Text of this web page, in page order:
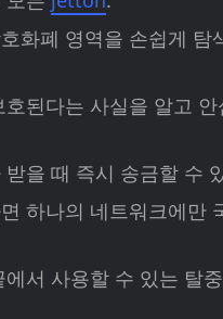
화폐 영역을 손쉽게 탐
된다는 사실을 알고
을 때 즉시 송금할 수
하나의 네트워크에만
에서 사용할 수 있는 탈